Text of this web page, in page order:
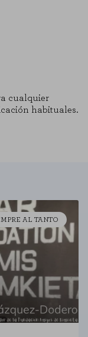
cualquier
habituales.
AL TANTO
funcione y no se
su navegador